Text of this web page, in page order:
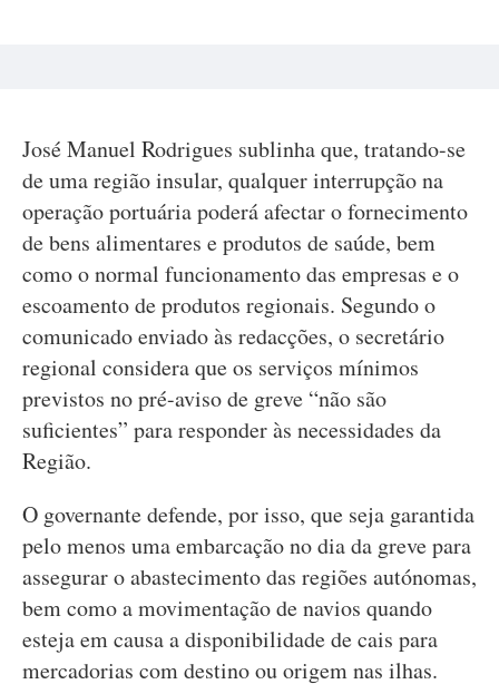
José Manuel Rodrigues sublinha que, tratando-se
de uma região insular, qualquer interrupção na
operação portuária poderá afectar o fornecimento
de bens alimentares e produtos de saúde, bem
como o normal funcionamento das empresas e o
escoamento de produtos regionais. Segundo o
comunicado enviado às redacções, o secretário
regional considera que os serviços mínimos
previstos no pré-aviso de greve “não são
suficientes” para responder às necessidades da
Região.
O governante defende, por isso, que seja garantida
pelo menos uma embarcação no dia da greve para
assegurar o abastecimento das regiões autónomas,
bem como a movimentação de navios quando
esteja em causa a disponibilidade de cais para
mercadorias com destino ou origem nas ilhas.